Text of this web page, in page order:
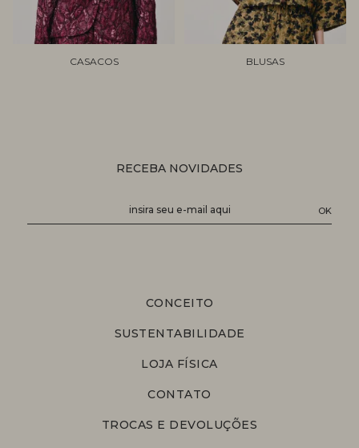
CASACOS BLUSAS
RECEBA NOVIDADES
CONCEITO
SUSTENTABILIDADE
LOJA FÍSICA
CONTATO
TROCAS E DEVOLUÇÕES